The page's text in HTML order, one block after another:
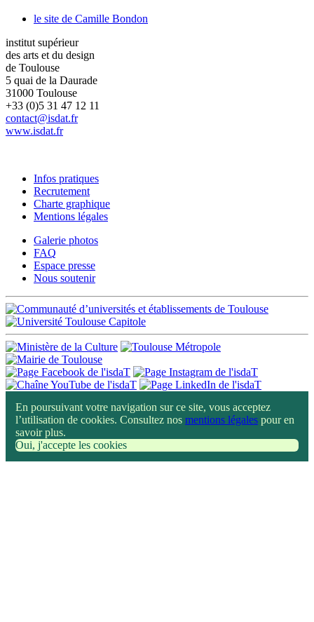
le site de Camille Bondon
institut supérieur
des arts et du design
de Toulouse
5 quai de la Daurade
31000 Toulouse
+33 (0)5 31 47 12 11
contact@isdat.fr
www.isdat.fr
Infos pratiques
Recrutement
Charte graphique
Mentions légales
Galerie photos
FAQ
Espace presse
Nous soutenir
En poursuivant votre navigation sur ce site, vous acceptez
l’utilisation de cookies. Consultez nos mentions légales pour en
savoir plus.
Oui, j'accepte les cookies